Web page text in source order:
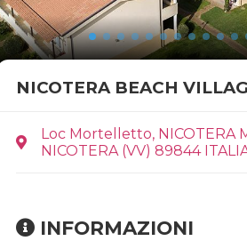
NICOTERA BEACH
Loc Mortelletto, NICOTERA
NICOTERA (VV) 89844
INFORMAZIONI